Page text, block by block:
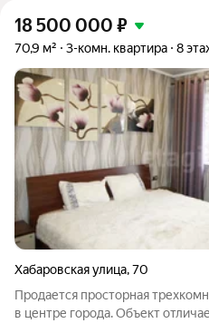
18 500 000 ₽
70,9 м² 3-комн. квартира 8
Хабаровская улица,70
Продается просторная
в центре города. Объект